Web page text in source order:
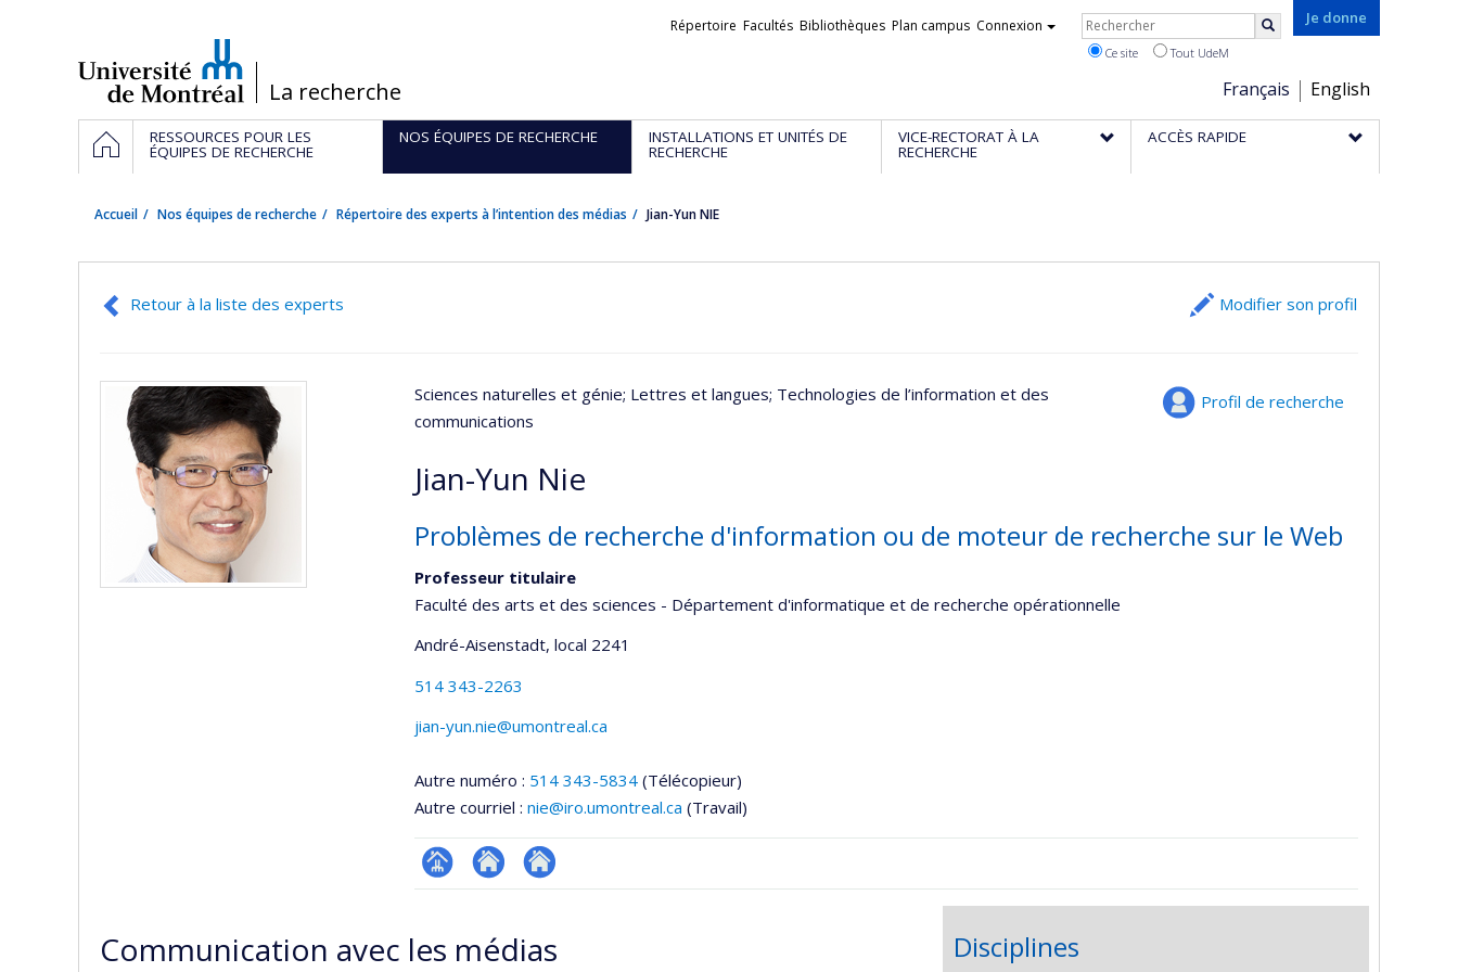
/La recherche
Je donne
Choix
de
la
Français English
Liens
Répertoire Facultés Bibliothèques Plan campus Connexion Rechercher
Ce site Tout UdeM
Navigation
principale
ACCUEILRESSOURCES POUR LES
ÉQUIPES DE RECHERCHE
NOS ÉQUIPES DE RECHERCHE INSTALLATIONS ET UNITÉS DE
RECHERCHE
VICE-RECTORAT À LA
RECHERCHE
ACCÈS RAPIDE
Accueil Nos équipes de recherche Répertoire des experts à l’intention des médias Jian-Yun NIE
Retour à la liste des experts Modifier son profil
Profil de recherche
Sciences naturelles et génie; Lettres et langues; Technologies de l’information et des
communications
Jian-Yun Nie
Problèmes de recherche d'information ou de moteur de recherche sur le Web
Professeur titulaire
Faculté des arts et des sciences - Département d'informatique et de recherche opérationnelle
André-Aisenstadt, local 2241
514 343-2263
jian-yun.nie@umontreal.ca
Autre numéro : 514 343-5834 (Télécopieur)
Autre courriel : nie@iro.umontreal.ca (Travail)
Page
(faculté,département,école)
Site
de
Autre
web
Communication avec les médias Disciplines